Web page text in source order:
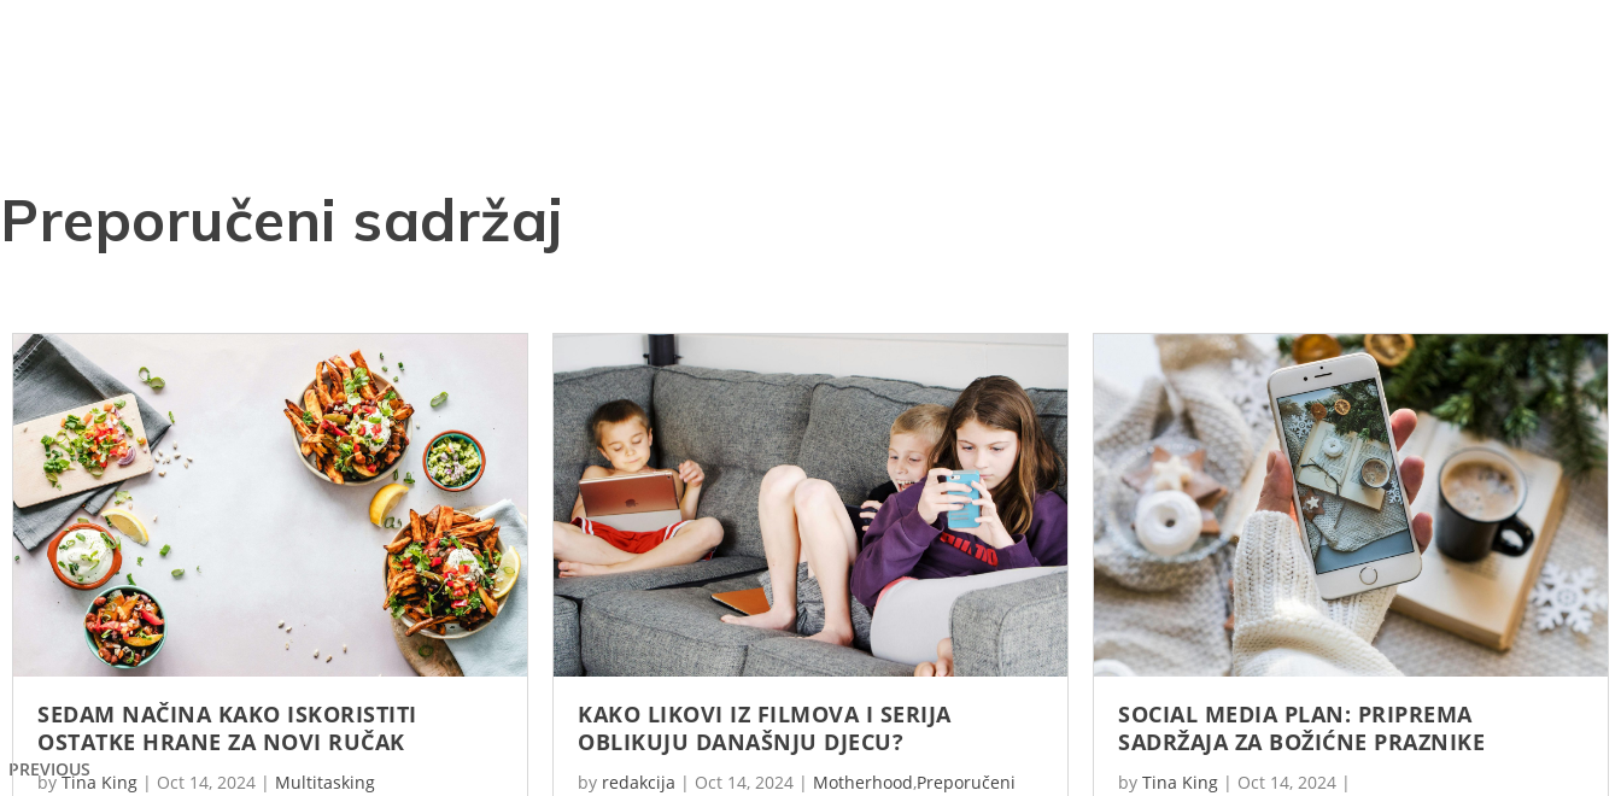
Preporučeni sadržaj
PREVIOUS
SEDAM NAČINA KAKO ISKORISTITI
OSTATKE HRANE ZA NOVI RUČAK
by Tina King | Oct 14, 2024 | Multitasking
KAKO LIKOVI IZ FILMOVA I SERIJA
OBLIKUJU DANAŠNJU DJECU?
by redakcija | Oct 14, 2024 | Motherhood,Preporučeni
SOCIAL MEDIA PLAN: PRIPREMA
SADRŽAJA ZA BOŽIĆNE PRAZNIKE
by Tina King | Oct 14, 2024 |